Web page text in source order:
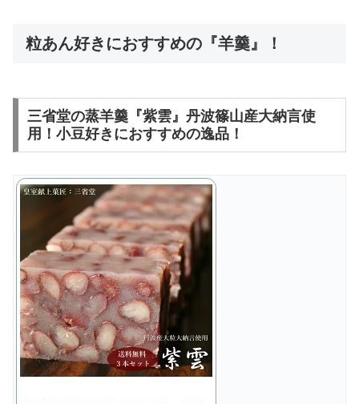
粒あん好きにおすすめの『羊羹』！
三省堂の蒸羊羹『紫雲』丹波篠山産大納言使
用！小豆好きにおすすめの逸品！